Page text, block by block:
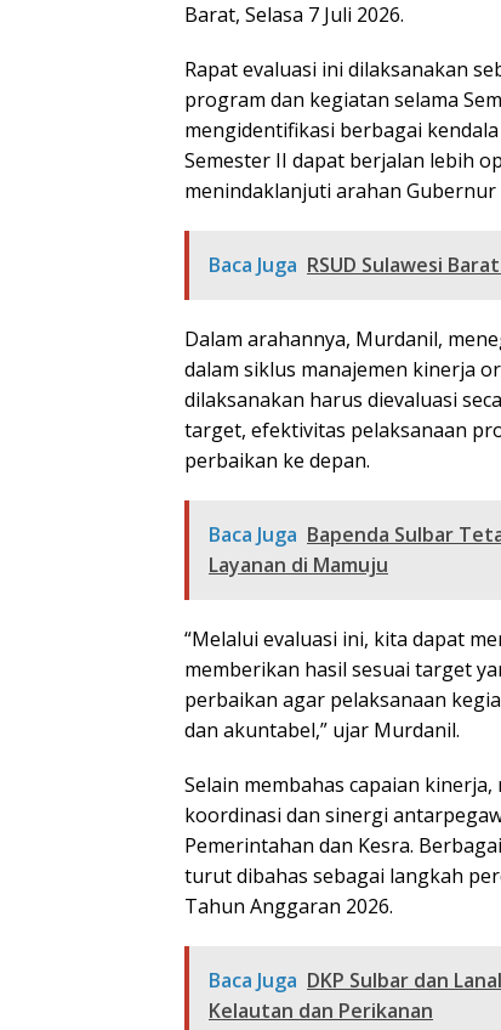
Barat, Selasa 7 Juli 2026.
Rapat evaluasi ini dilaksanakan
program dan kegiatan selama
mengidentifikasi berbagai
Semester II dapat berjalan lebih
menindaklanjuti arahan Gubernur
Baca Juga RSUD Sulawesi
Dalam arahannya, Murdanil,
dalam siklus manajemen kinerja
dilaksanakan harus dievaluasi
target, efektivitas pelaksanaan
perbaikan ke depan.
Baca Juga Bapenda Sulbar
Layanan di Mamuju
“Melalui evaluasi ini, kita dapat
memberikan hasil sesuai target
perbaikan agar pelaksanaan
dan akuntabel,” ujar Murdanil.
Selain membahas capaian
koordinasi dan sinergi
Pemerintahan dan Kesra.
turut dibahas sebagai langkah
Tahun Anggaran 2026.
Baca Juga DKP Sulbar dan
Kelautan dan Perikanan